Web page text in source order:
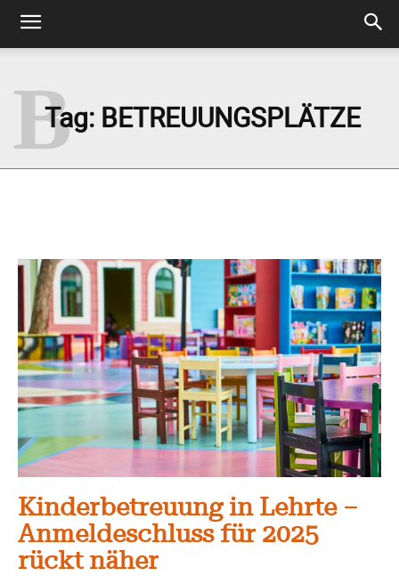
Tag: BETREUUNGSPLÄTZE
B
Kinderbetreuung in Lehrte –
Anmeldeschluss für 2025
rückt näher